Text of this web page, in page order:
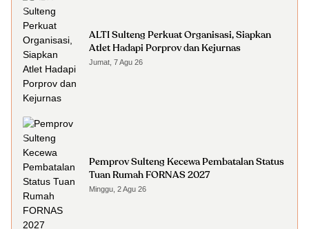
ALTI Sulteng Perkuat Organisasi, Siapkan
Atlet Hadapi Porprov dan Kejurnas
Jumat, 7 Agu 26
Pemprov Sulteng Kecewa Pembatalan Status
Tuan Rumah FORNAS 2027
Minggu, 2 Agu 26